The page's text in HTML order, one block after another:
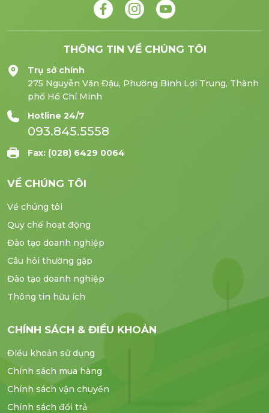
THÔNG TIN VỀ CHÚNG TÔI
Trụ sở chính
275 Nguyễn Văn Đậu, Phường Bình Lợi Trung, Thành
phố Hồ Chí Minh
Hotline 24/7
093.845.5558
Fax: (028) 6429 0064
VỀ CHÚNG TÔI
Về chúng tôi
Quy chế hoạt động
Đào tạo doanh nghiệp
Câu hỏi thường gặp
Đào tạo doanh nghiệp
Thông tin hữu ích
CHÍNH SÁCH & ĐIỀU KHOẢN
Điều khoản sử dụng
Chính sách mua hàng
Chính sách vận chuyển
Chính sách đổi trả